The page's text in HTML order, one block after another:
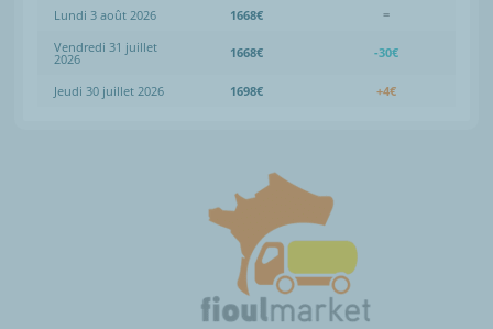
Lundi 3 août 2026
1668€
=
Vendredi 31 juillet
2026 1668€ -30€
Jeudi 30 juillet 2026 1698€ +4€